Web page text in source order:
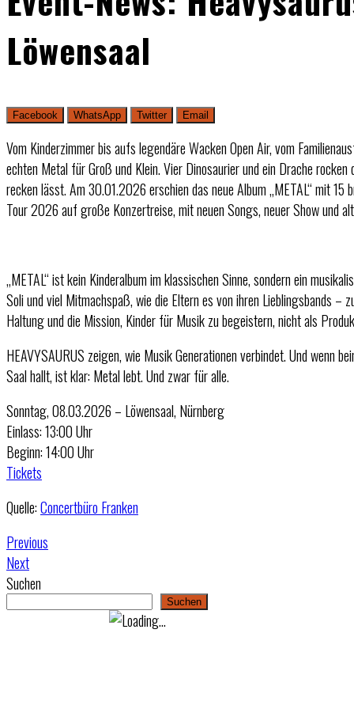
Löwensaal
Facebook WhatsApp Twitter Email
Vom Kinderzimmer bis aufs legendäre Wacken Open Air, vom
echten Metal für Groß und Klein. Vier Dinosaurier und ein Drache
recken lässt. Am 30.01.2026 erschien das neue Album „METAL“ mit
Tour 2026 auf große Konzertreise, mit neuen Songs, neuer Show und
„METAL“ ist kein Kinderalbum im klassischen Sinne, sondern ein
Soli und viel Mitmachspaß, wie die Eltern es von ihren Lieblingsbands –
Haltung und die Mission, Kinder für Musik zu begeistern, nicht als
HEAVYSAURUS zeigen, wie Musik Generationen verbindet. Und wenn
Saal hallt, ist klar: Metal lebt. Und zwar für alle.
Sonntag, 08.03.2026 – Löwensaal, Nürnberg
Einlass: 13:00 Uhr
Beginn: 14:00 Uhr
Tickets
Quelle:Concertbüro Franken
Previous
Next
Suchen
Suchen